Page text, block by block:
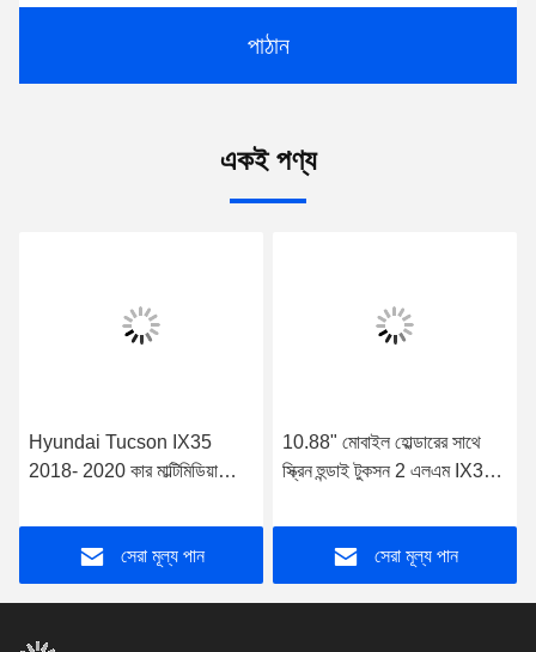
পাঠান
একই পণ্য
Hyundai Tucson IX35
2018- 2020 কার মাল্টিমিডিয়া
সেরা মূল্য পান
10.88" মোবাইল হোল্ডারের সাথে
স্ক্রিন হুন্ডাই টুকসন 2 এলএম IX35
জন্য
সেরা মূল্য পান